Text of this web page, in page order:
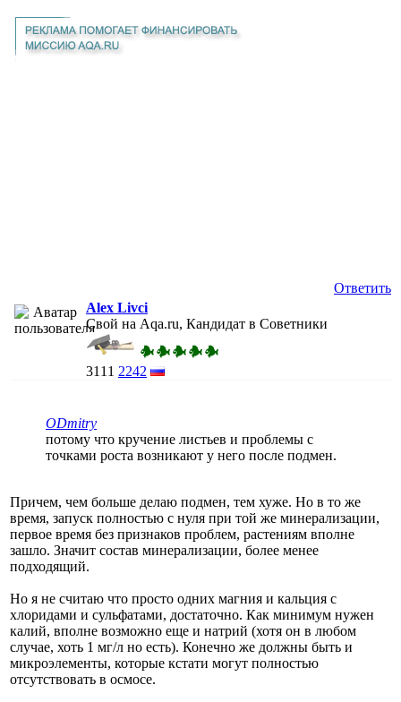
Ответить
Alex Livci
Свой на Aqa.ru, Кандидат в Советники
3111 2242
ODmitry
потому что кручение листьев и проблемы с
точками роста возникают у него после подмен.
Причем, чем больше делаю подмен, тем хуже. Но в то же
время, запуск полностью с нуля при той же минерализации,
первое время без признаков проблем, растениям вполне
зашло. Значит состав минерализации, более менее
подходящий.
Но я не считаю что просто одних магния и кальция с
хлоридами и сульфатами, достаточно. Как минимум нужен
калий, вполне возможно еще и натрий (хотя он в любом
случае, хоть 1 мг/л но есть). Конечно же должны быть и
микроэлементы, которые кстати могут полностью
отсутствовать в осмосе.